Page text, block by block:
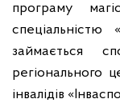
програму
займається
регіонального
інвалідів